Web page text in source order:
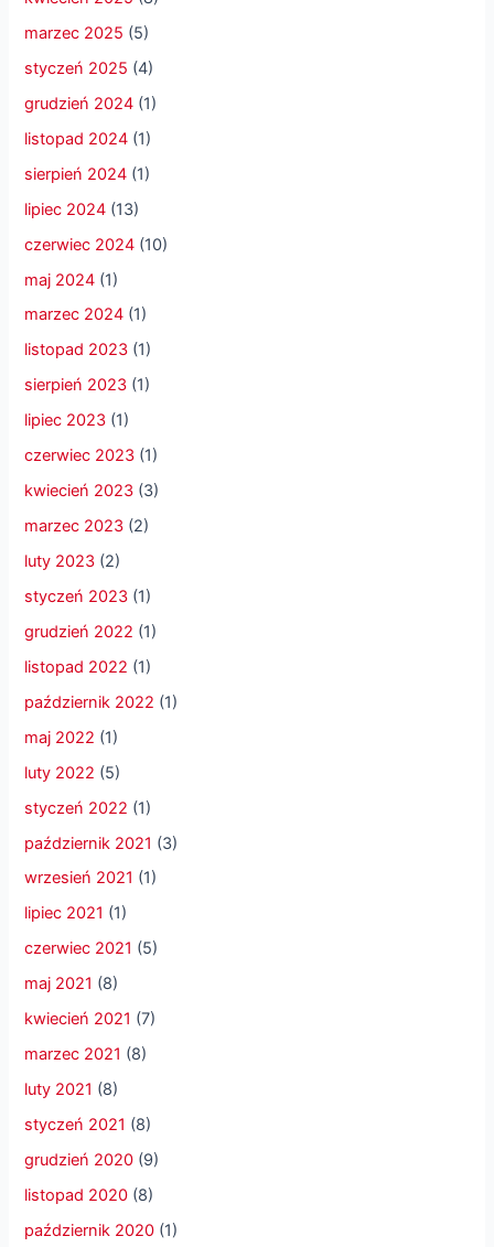
marzec 2025 (5)
styczeń 2025 (4)
grudzień 2024 (1)
listopad 2024 (1)
sierpień 2024 (1)
lipiec 2024 (13)
czerwiec 2024 (10)
maj 2024 (1)
marzec 2024 (1)
listopad 2023 (1)
sierpień 2023 (1)
lipiec 2023 (1)
czerwiec 2023 (1)
kwiecień 2023 (3)
marzec 2023 (2)
luty 2023 (2)
styczeń 2023 (1)
grudzień 2022 (1)
listopad 2022 (1)
październik 2022 (1)
maj 2022 (1)
luty 2022 (5)
styczeń 2022 (1)
październik 2021 (3)
wrzesień 2021 (1)
lipiec 2021 (1)
czerwiec 2021 (5)
maj 2021 (8)
kwiecień 2021 (7)
marzec 2021 (8)
luty 2021 (8)
styczeń 2021 (8)
grudzień 2020 (9)
listopad 2020 (8)
październik 2020 (1)